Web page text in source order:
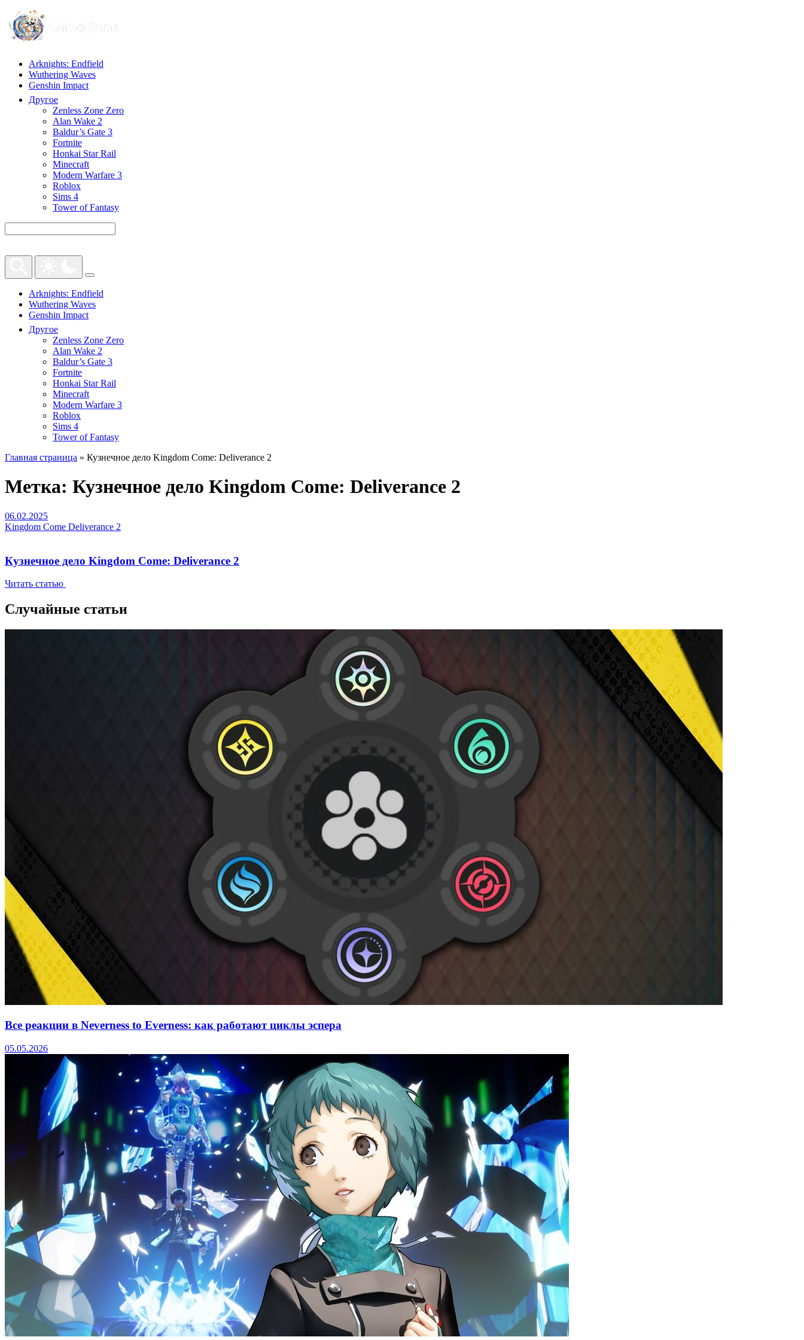
Arknights: Endfield
Wuthering Waves
Genshin Impact
Другое
Zenless Zone Zero
Alan Wake 2
Baldur’s Gate 3
Fortnite
Honkai Star Rail
Minecraft
Modern Warfare 3
Roblox
Sims 4
Tower of Fantasy
Arknights: Endfield
Wuthering Waves
Genshin Impact
Другое
Zenless Zone Zero
Alan Wake 2
Baldur’s Gate 3
Fortnite
Honkai Star Rail
Minecraft
Modern Warfare 3
Roblox
Sims 4
Tower of Fantasy
Главная страница » Кузнечное дело Kingdom Come: Deliverance 2
Метка: Кузнечное дело Kingdom Come: Deliverance 2
06.02.2025
Kingdom Come Deliverance 2
Кузнечное дело Kingdom Come: Deliverance 2
Читать статью
Случайные статьи
Все реакции в Neverness to Everness: как работают циклы эспера
05.05.2026